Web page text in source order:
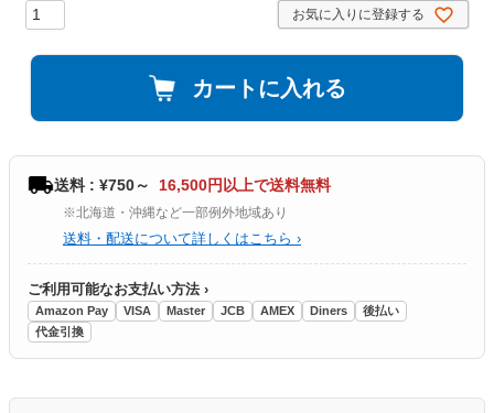
お気に入りに登録する
カートに入れる
送料 : ¥750～ 16,500円以上で送料無料
※北海道・沖縄など一部例外地域あり
送料・配送について詳しくはこちら ›
ご利用可能なお支払い方法 ›
Amazon Pay VISA Master JCB AMEX Diners
後払い
代金引換